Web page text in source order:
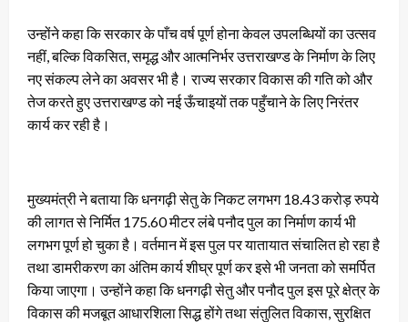
उन्होंने कहा कि सरकार के पाँच वर्ष पूर्ण होना केवल उपलब्धियों का उत्सव
नहीं, बल्कि विकसित, समृद्ध और आत्मनिर्भर उत्तराखण्ड के निर्माण के लिए
नए संकल्प लेने का अवसर भी है। राज्य सरकार विकास की गति को और
तेज करते हुए उत्तराखण्ड को नई ऊँचाइयों तक पहुँचाने के लिए निरंतर
कार्य कर रही है।
मुख्यमंत्री ने बताया कि धनगढ़ी सेतु के निकट लगभग 18.43 करोड़ रुपये
की लागत से निर्मित 175.60 मीटर लंबे पनौद पुल का निर्माण कार्य भी
लगभग पूर्ण हो चुका है। वर्तमान में इस पुल पर यातायात संचालित हो रहा है
तथा डामरीकरण का अंतिम कार्य शीघ्र पूर्ण कर इसे भी जनता को समर्पित
किया जाएगा। उन्होंने कहा कि धनगढ़ी सेतु और पनौद पुल इस पूरे क्षेत्र के
विकास की मजबूत आधारशिला सिद्ध होंगे तथा संतुलित विकास, सुरक्षित